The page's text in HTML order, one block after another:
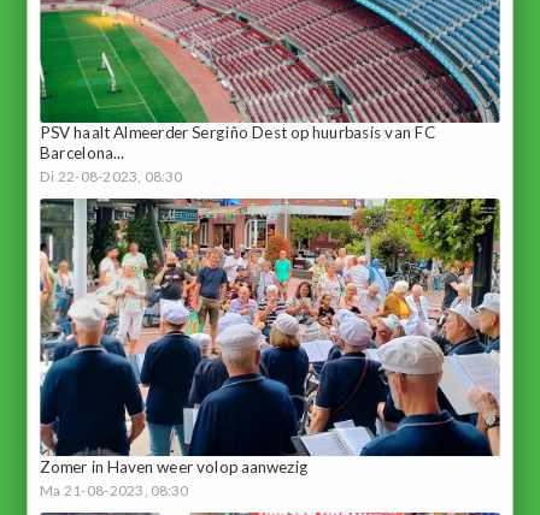
PSV haalt Almeerder Sergiño Dest op huurbasis van FC
Barcelona...
Di 22-08-2023, 08:30
Zomer in Haven weer volop aanwezig
Ma 21-08-2023, 08:30